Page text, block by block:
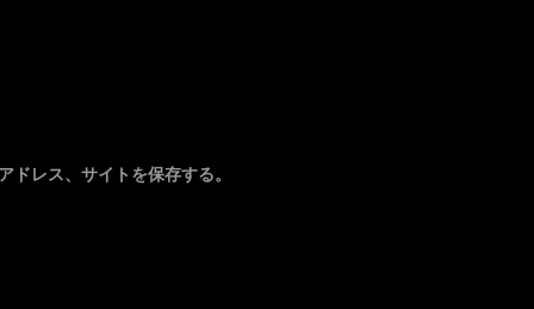
レス、サイトを保存する。